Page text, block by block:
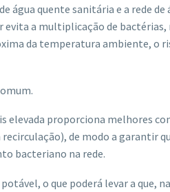
água quente sanitária e a rede de
a multiplicação de bactérias,
da temperatura ambiente, o
elevada proporciona melhores
de modo a garantir
bacteriano na rede.
o que poderá levar a que,